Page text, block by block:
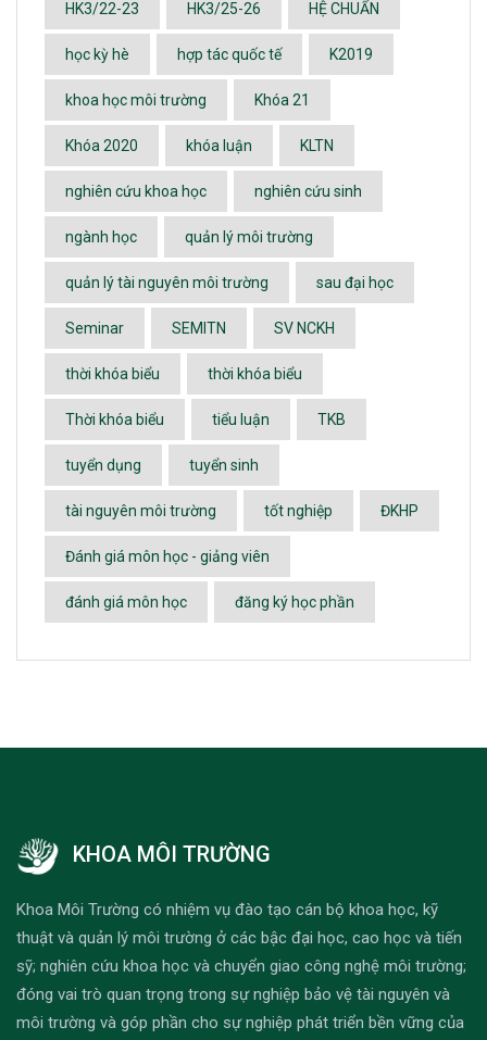
HK3/22-23 HK3/25-26 HỆ CHUẨN
học kỳ hè hợp tác quốc tế K2019
khoa học môi trường Khóa 21
Khóa 2020 khóa luận KLTN
nghiên cứu khoa học nghiên cứu sinh
ngành học quản lý môi trường
quản lý tài nguyên môi trường sau đại học
Seminar SEMITN SV NCKH
thời khóa biểu thời khóa biểu
Thời khóa biểu tiểu luận TKB
tuyển dụng tuyển sinh
tài nguyên môi trường tốt nghiệp ĐKHP
Đánh giá môn học - giảng viên
đánh giá môn học đăng ký học phần
KHOA MÔI TRƯỜNG
Khoa Môi Trường có nhiệm vụ đào tạo cán bộ khoa học, kỹ
thuật và quản lý môi trường ở các bậc đại học, cao học và tiến
sỹ; nghiên cứu khoa học và chuyển giao công nghệ môi trường;
đóng vai trò quan trọng trong sự nghiệp bảo vệ tài nguyên và
môi trường và góp phần cho sự nghiệp phát triển bền vững của